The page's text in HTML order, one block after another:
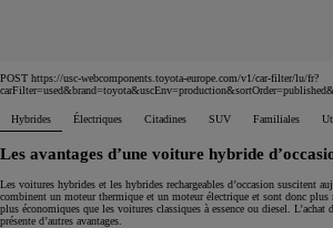
POST https://usc-webcomponents.toyota-europe.com/v1/car-filter/lu/fr?
Hybrides Électriques Citadines SUV Familiales
Les avantages d’une voiture hybride
Les voitures hybrides et les hybrides rechargeables d’occasion suscitent
combinent un moteur thermique et un moteur électrique et sont donc plus
plus économiques que les voitures classiques à essence ou diesel. L’achat
présente d’autres avantages.